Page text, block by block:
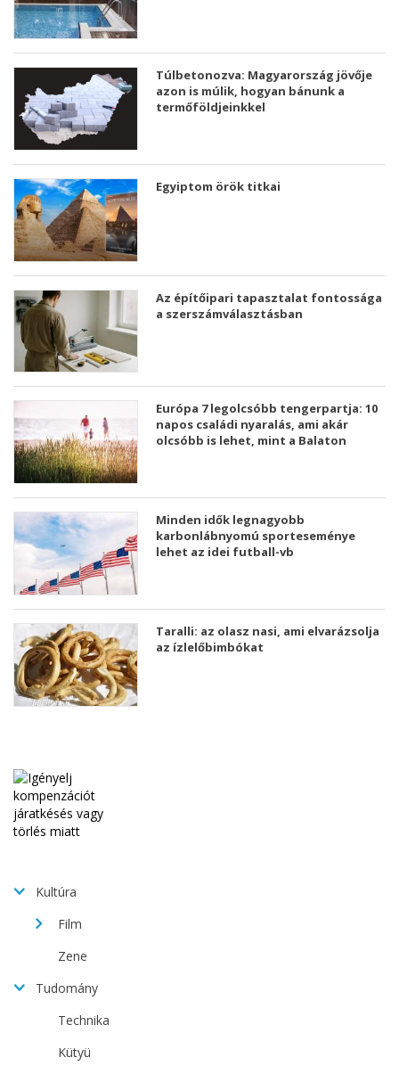
Túlbetonozva: Magyarország jövője
azon is múlik, hogyan bánunk a
termőföldjeinkkel
Egyiptom örök titkai
Az építőipari tapasztalat fontossága
a szerszámválasztásban
Európa 7 legolcsóbb tengerpartja: 10
napos családi nyaralás, ami akár
olcsóbb is lehet, mint a Balaton
Minden idők legnagyobb
karbonlábnyomú sporteseménye
lehet az idei futball-vb
Taralli: az olasz nasi, ami elvarázsolja
az ízlelőbimbókat
Kultúra
Film
Zene
Tudomány
Technika
Kütyü